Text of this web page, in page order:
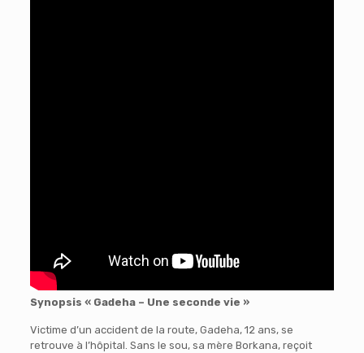
Synopsis « Gadeha – Une seconde vie »
Victime d’un accident de la route, Gadeha, 12 ans, se
retrouve à l’hôpital. Sans le sou, sa mère Borkana, reçoit